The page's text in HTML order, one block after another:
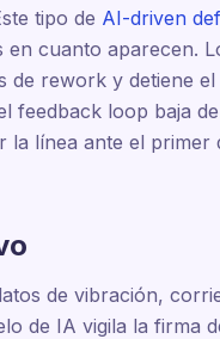
tipo de AI-driven
en cuanto aparecen.
rework y detiene
feedback loop baja
la línea ante el
de vibración,
de IA vigila la firma